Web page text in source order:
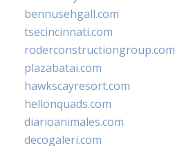
bennusehgall.com
tsecincinnati.com
roderconstructiongroup.com
plazabatai.com
hawkscayresort.com
hellonquads.com
diarioanimales.com
decogaleri.com